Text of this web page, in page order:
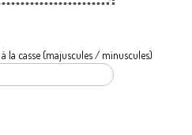
la casse (majuscules / minuscules)